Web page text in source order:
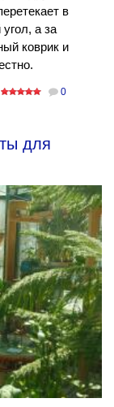
в
а за
коврик и
0
для